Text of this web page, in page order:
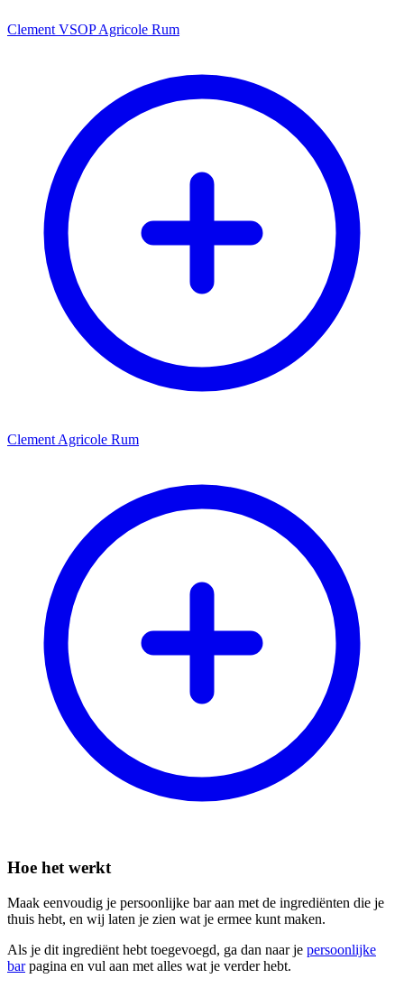
Clement VSOP Agricole Rum
Clement Agricole Rum
Hoe het werkt
Maak eenvoudig je persoonlijke bar aan met de ingrediënten die je
thuis hebt, en wij laten je zien wat je ermee kunt maken.
Als je dit ingrediënt hebt toegevoegd, ga dan naar je persoonlijke
barpagina en vul aan met alles wat je verder hebt.